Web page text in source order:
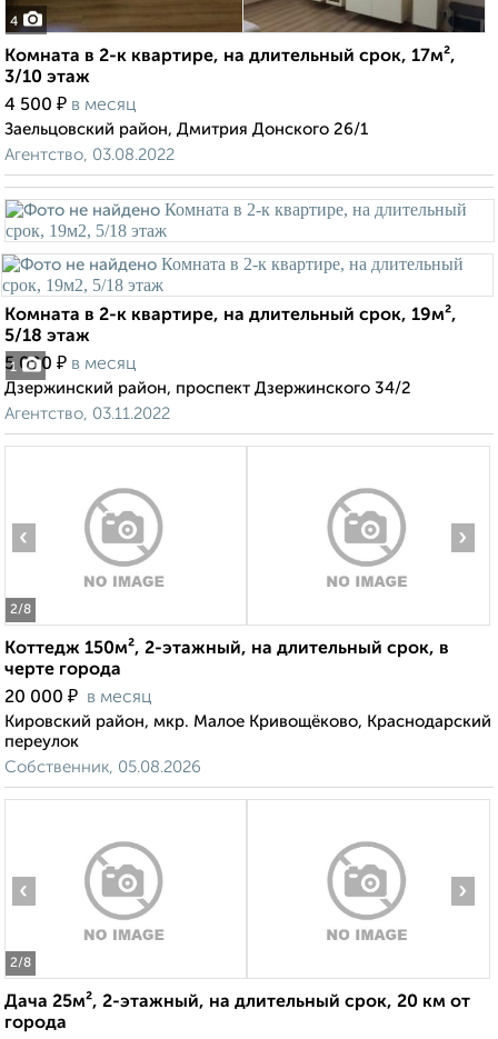
4
Комната в 2-к квартире, на длительный срок, 17м²,
3/10 этаж
4 500 ₽ в месяц
Заельцовский район, Дмитрия Донского 26/1
Агентство, 03.08.2022
1
Комната в 2-к квартире, на длительный срок, 19м²,
5/18 этаж
5 000 ₽ в месяц
Дзержинский район, проспект Дзержинского 34/2
Агентство, 03.11.2022
2/8
‹ ›
Коттедж 150м², 2-этажный, на длительный срок, в
черте города
20 000 ₽ в месяц
Кировский район, мкр. Малое Кривощёково, Краснодарский
переулок
Собственник, 05.08.2026
2/8
‹ ›
Дача 25м², 2-этажный, на длительный срок, 20 км от
города